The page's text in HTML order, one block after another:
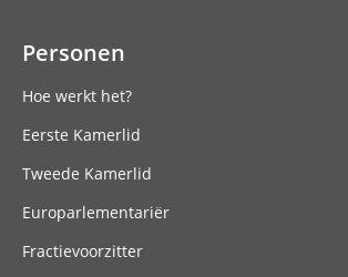
Personen
Hoe werkt het?
Eerste Kamerlid
Tweede Kamerlid
Europarlementariër
Fractievoorzitter